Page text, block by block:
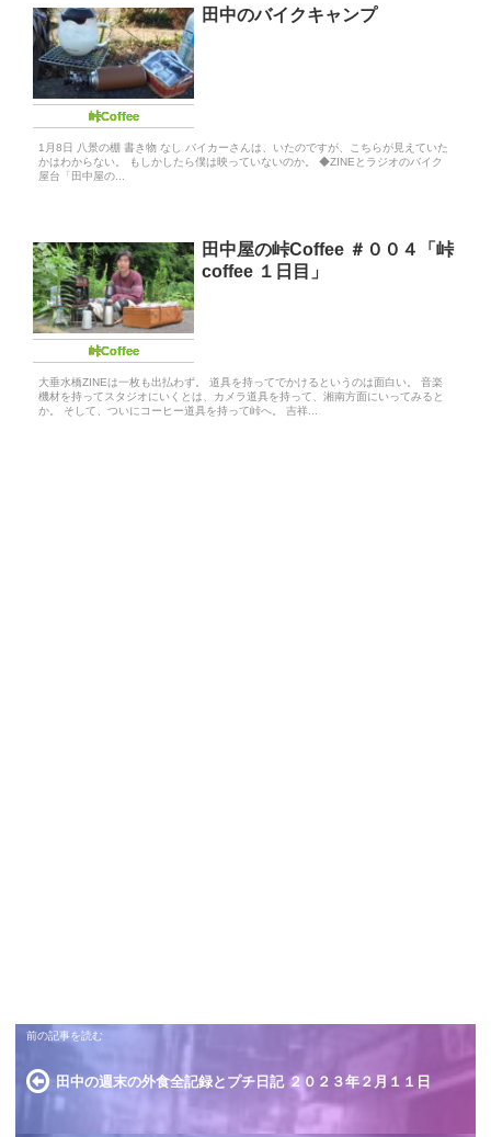
峠Coffee
田中のバイクキャンプ
1月8日 八景の棚 書き物 なし バイカーさんは、いたのですが、こちらが見えていた
かはわからない。 もしかしたら僕は映っていないのか。 ◆ZINEとラジオのバイク
屋台「田中屋の...
峠Coffee
田中屋の峠Coffee ＃００４「峠
coffee １日目」
大垂水橋ZINEは一枚も出払わず。 道具を持ってでかけるというのは面白い。 音楽
機材を持ってスタジオにいくとは、カメラ道具を持って、湘南方面にいってみると
か。 そして、ついにコーヒー道具を持って峠へ。 吉祥...
田中の週末の外食全記録とプチ日記 ２０２３年２月１１日